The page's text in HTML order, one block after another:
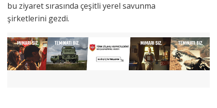
bu ziyaret sırasında çeşitli yerel savunma
şirketlerini gezdi.